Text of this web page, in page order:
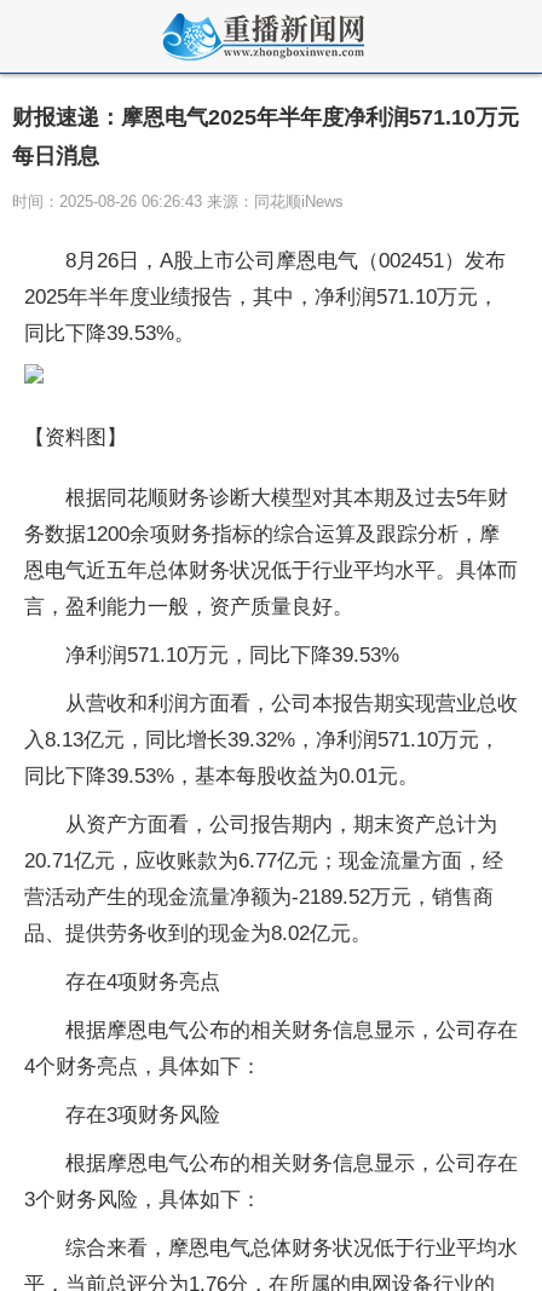
财报速递：摩恩电气2025年半年度净利润571.10万元
每日消息
时间：2025-08-26 06:26:43 来源：同花顺iNews
8月26日，A股上市公司摩恩电气（002451）发布
2025年半年度业绩报告，其中，净利润571.10万元，
同比下降39.53%。
【资料图】
根据同花顺财务诊断大模型对其本期及过去5年财
务数据1200余项财务指标的综合运算及跟踪分析，摩
恩电气近五年总体财务状况低于行业平均水平。具体而
言，盈利能力一般，资产质量良好。
净利润571.10万元，同比下降39.53%
从营收和利润方面看，公司本报告期实现营业总收
入8.13亿元，同比增长39.32%，净利润571.10万元，
同比下降39.53%，基本每股收益为0.01元。
从资产方面看，公司报告期内，期末资产总计为
20.71亿元，应收账款为6.77亿元；现金流量方面，经
营活动产生的现金流量净额为-2189.52万元，销售商
品、提供劳务收到的现金为8.02亿元。
存在4项财务亮点
根据摩恩电气公布的相关财务信息显示，公司存在
4个财务亮点，具体如下：
存在3项财务风险
根据摩恩电气公布的相关财务信息显示，公司存在
3个财务风险，具体如下：
综合来看，摩恩电气总体财务状况低于行业平均水
平，当前总评分为1.76分，在所属的电网设备行业的